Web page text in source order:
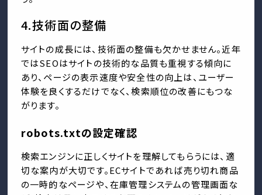
4.技術面の整備
サイトの成長には、技術面の整備も欠かせません。近年
ではSEOはサイトの技術的な品質も重視する傾向に
あり、ページの表示速度や安全性の向上は、ユーザー
体験を良くするだけでなく、検索順位の改善にもつな
がります。
robots.txtの設定確認
検索エンジンに正しくサイトを理解してもらうには、適
切な案内が大切です。ECサイトであれば売り切れ商品
の一時的なページや、在庫管理システムの管理画面な